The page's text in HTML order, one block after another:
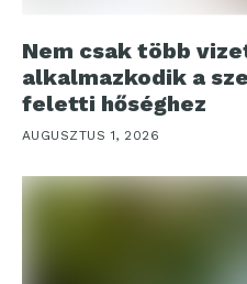
Nem csak több
alkalmazkodik a
feletti hőséghez
AUGUSZTUS 1, 2026